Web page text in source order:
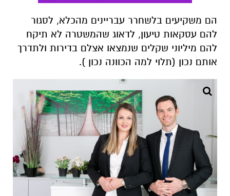
הם משקיעים בלשחרר עבריינים מהכלא, לסגור
להם עסקאות טיעון, לדאוג שהמשטרה לא תיקח
להם מיליוני שקלים שנמצאו אצלם בדירות ולתדרך
אותם נכון (תלוי למה הכוונה נכון ).